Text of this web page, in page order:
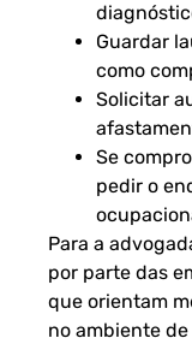
Guardar
como
Solicitar
Se
pedir o
Para a
por parte das
que orientam
no ambiente